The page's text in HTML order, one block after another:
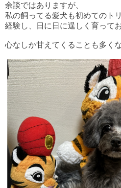
余談ではありますが、
私の飼ってる愛犬も初めてのト
経験し、
日に日に逞しく育って
心なしか甘えてくることも多く